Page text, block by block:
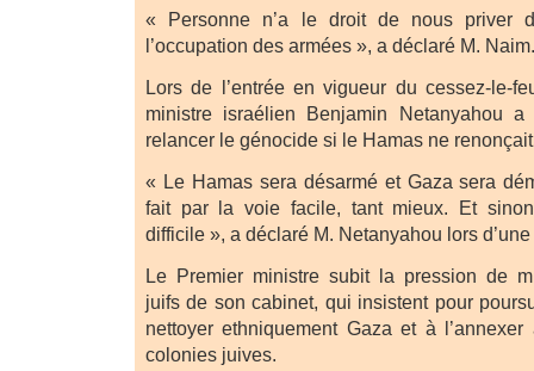
« Personne n’a le droit de nous priver
l’occupation des armées », a déclaré M. Naim.
Lors de l’entrée en vigueur du cessez-le-
ministre israélien Benjamin Netanyahou a
relancer le génocide si le Hamas ne
« Le Hamas sera désarmé et Gaza sera
fait par la voie facile, tant mieux. Et
difficile », a déclaré M. Netanyahou lors
Le Premier ministre subit la pression de
juifs de son cabinet, qui insistent pour
nettoyer ethniquement Gaza et à
colonies juives.